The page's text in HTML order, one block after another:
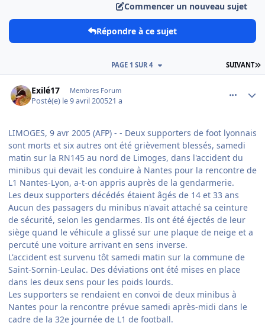
Commencer un nouveau sujet
Répondre à ce sujet
SUIVANT
PAGE 1 SUR 4
Exilé17 Membres Forum
Posté(e) le 9 avril 200521 a
LIMOGES, 9 avr 2005 (AFP) - - Deux supporters de foot lyonnais
sont morts et six autres ont été grièvement blessés, samedi
matin sur la RN145 au nord de Limoges, dans l'accident du
minibus qui devait les conduire à Nantes pour la rencontre de
L1 Nantes-Lyon, a-t-on appris auprès de la gendarmerie.
Les deux supporters décédés étaient âgés de 14 et 33 ans
Aucun des passagers du minibus n'avait attaché sa ceinture
de sécurité, selon les gendarmes. Ils ont été éjectés de leur
siège quand le véhicule a glissé sur une plaque de neige et a
percuté une voiture arrivant en sens inverse.
L'accident est survenu tôt samedi matin sur la commune de
Saint-Sornin-Leulac. Des déviations ont été mises en place
dans les deux sens pour les poids lourds.
Les supporters se rendaient en convoi de deux minibus à
Nantes pour la rencontre prévue samedi après-midi dans le
cadre de la 32e journée de L1 de football.